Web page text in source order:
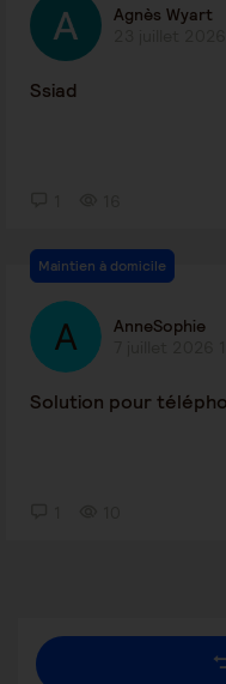
Agnès Wyart
Ssiad
Maintien à domicile
AnneSophie
Solution pour